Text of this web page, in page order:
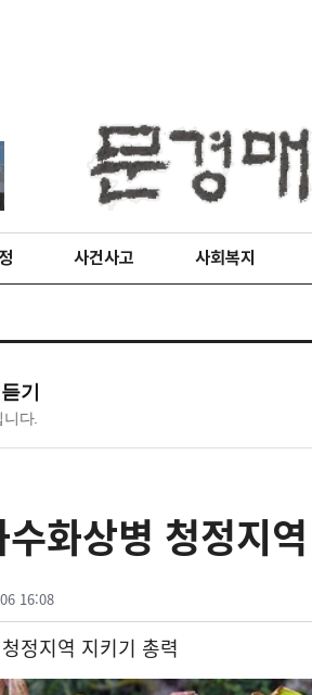
사건사고 사회복지
기
다.
화상병 청정지
16:08
정지역 지키기 총력